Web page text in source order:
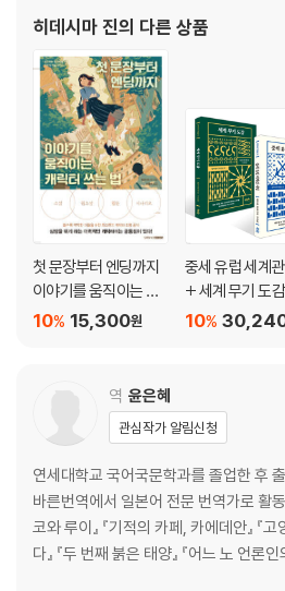
히데시마 진의 다른 상품
첫 문장부터 엔딩까지
이야기를 움직이는 캐
릭터 쓰는 법
15,300원
10%
중세 유럽 세계
+ 세계 무기 도
10%
역 윤은혜
관심작가 알림신청
연세대학교 국어국문학과를 졸업한 후
바른번역에서 일본어 전문 번역가로 활
코와 루이』 『기적의 카페, 카에데안』 『
다』 『두 번째 붉은 태양』 『어느 노 언론